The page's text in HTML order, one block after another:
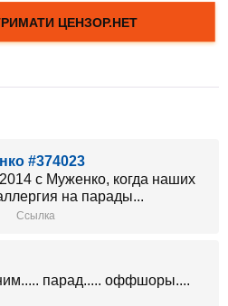
#374023
с Муженко, когда наших
на парады...
Ссылка
парад..... оффшоры....